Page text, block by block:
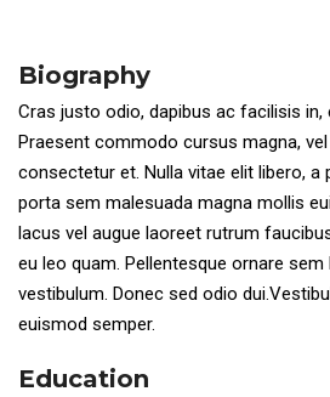
Biography
Cras justo odio, dapibus ac facilisis in,
Praesent commodo cursus magna,
consectetur et. Nulla vitae elit libero, a
porta sem malesuada magna mollis
lacus vel augue laoreet rutrum
eu leo quam. Pellentesque ornare
vestibulum. Donec sed odio
euismod semper.
Education